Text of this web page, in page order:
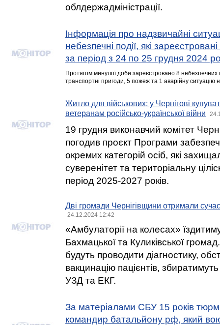
облдержадміністрації.
Інформація про надзвичайні
небезпечні події, які
за період з 24 по 25 грудня 2024
Протягом минулої доби зареєстровано 8
транспортні пригоди, 5 пожеж та 1 аварійну
Житло для військових: у Чернігові
ветеранам російсько-української війни
19 грудня виконавчий комітет
погодив проєкт Програми
окремих категорій осіб, які
суверенітет та територіальну
період 2025-2027 років.
Дві громади Чернігівщини отримали
24.12.2024 12:42
«Амбулаторії на колесах»
Бахмацької та Куликівської
будуть проводити діагностику,
вакцинацію пацієнтів,
УЗД та ЕКГ.
За матеріалами СБУ 15 років
командир батальйону рф, який